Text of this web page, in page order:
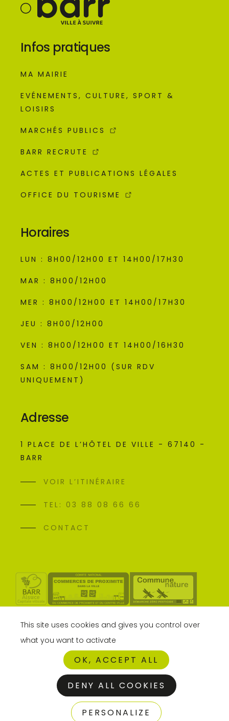
Infos pratiques
MA MAIRIE
EVÉNEMENTS, CULTURE, SPORT &
LOISIRS
MARCHÉS PUBLICS
BARR RECRUTE
ACTES ET PUBLICATIONS LÉGALES
OFFICE DU TOURISME
Horaires
LUN : 8H00/12H00 ET 14H00/17H30
MAR : 8H00/12H00
MER : 8H00/12H00 ET 14H00/17H30
JEU : 8H00/12H00
VEN : 8H00/12H00 ET 14H00/16H30
SAM : 8H00/12H00 (SUR RDV
UNIQUEMENT)
Adresse
1 PLACE DE L’HÔTEL DE VILLE - 67140 -
BARR
VOIR L’ITINÉRAIRE
TEL: 03 88 08 66 66
CONTACT
GESTION DES
COOKIES
This site uses cookies and gives you control over
what you want to activate
OK, ACCEPT ALL
DENY ALL COOKIES
PERSONALIZE